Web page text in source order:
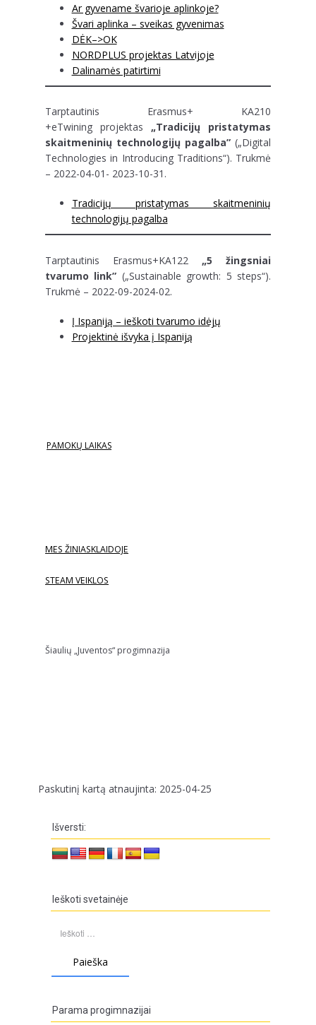
Ar gyvename švarioje aplinkoje?
Švari aplinka – sveikas gyvenimas
DĖK–>OK
NORDPLUS projektas Latvijoje
Dalinamės patirtimi
Tarptautinis Erasmus+ KA210
+eTwining projektas „Tradicijų pristatymas
skaitmeninių technologijų pagalba” („Digital
Technologies in Introducing Traditions“). Trukmė
– 2022-04-01- 2023-10-31.
Tradicijų pristatymas skaitmeninių
technologijų pagalba
Tarptautinis Erasmus+KA122 „5 žingsniai
tvarumo link” („Sustainable growth: 5 steps“).
Trukmė – 2022-09-2024-02.
Į Ispaniją – ieškoti tvarumo idėjų
Projektinė išvyka į Ispaniją
PAMOKŲ LAIKAS
MES ŽINIASKLAIDOJE
STEAM VEIKLOS
Šiaulių „Juventos“ progimnazija
Paskutinį kartą atnaujinta: 2025-04-25
Išversti:
Ieškoti svetainėje
Parama progimnazijai